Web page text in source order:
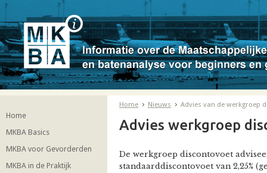
Home
MKBA Basics
MKBA voor Gevorderden
MKBA in de Praktijk
Home Nieuws Advies van de werkgroep
Advies werkgroep
De werkgroep discontovoet
standaarddiscontovoet van 2,25%